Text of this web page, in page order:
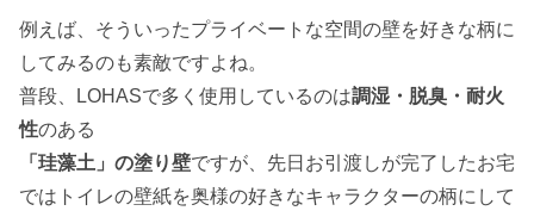
例えば、そういったプライベートな空間の壁を好きな柄に
してみるのも素敵ですよね。
普段、LOHASで多く使用しているのは調湿・脱臭・耐火
性のある
「珪藻土」の塗り壁ですが、先日お引渡しが完了したお宅
ではトイレの壁紙を奥様の好きなキャラクターの柄にして